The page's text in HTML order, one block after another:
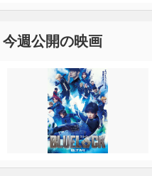
今週公開の映画